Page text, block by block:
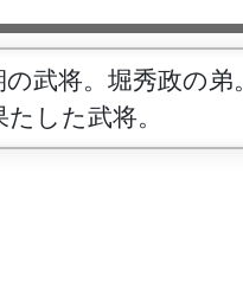
武将。堀秀政の
した武将。